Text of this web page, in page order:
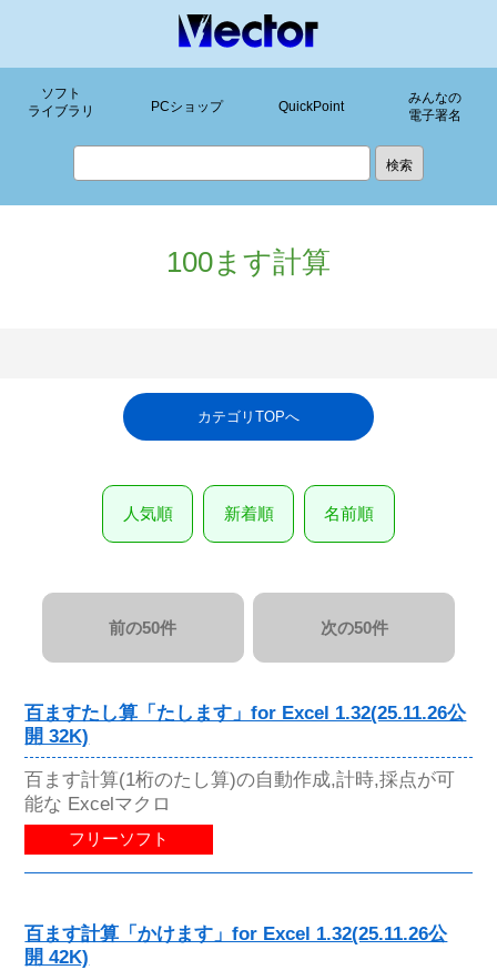
ソフト
ライブラリ
PCショップ QuickPoint
みんなの
電子署名
100ます計算
カテゴリTOPへ
人気順 新着順 名前順
前の50件 次の50件
百ますたし算「たします」for Excel 1.32(25.11.26公
開 32K)
百ます計算(1桁のたし算)の自動作成,計時,採点が可
能な Excelマクロ
フリーソフト
百ます計算「かけます」for Excel 1.32(25.11.26公
開 42K)